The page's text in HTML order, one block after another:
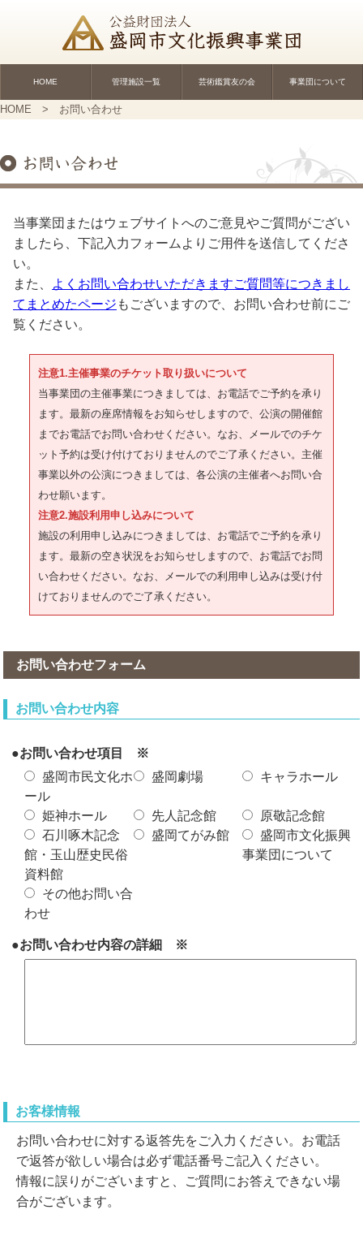
HOME 管理施設一覧 芸術鑑賞友の会 事業団について
HOME > お問い合わせ
当事業団またはウェブサイトへのご意見やご質問がござい
ましたら、下記入力フォームよりご用件を送信してくださ
い。
また、
よくお問い合わせいただきますご質問等につきまし
てまとめたページ もございますので、お問い合わせ前にご
覧ください。
注意1.主催事業のチケット取り扱いについて
当事業団の主催事業につきましては、お電話でご予約を承り
ます。最新の座席情報をお知らせしますので、公演の開催館
までお電話でお問い合わせください。なお、メールでのチケ
ット予約は受け付けておりませんのでご了承ください。主催
事業以外の公演につきましては、各公演の主催者へお問い合
わせ願います。
注意2.施設利用申し込みについて
施設の利用申し込みにつきましては、お電話でご予約を承り
ます。最新の空き状況をお知らせしますので、お電話でお問
い合わせください。なお、メールでの利用申し込みは受け付
けておりませんのでご了承ください。
お問い合わせフォーム
お問い合わせ内容
●お問い合わせ項目 ※
盛岡市民文化ホ
ール
盛岡劇場 キャラホール
姫神ホール 先人記念館
原敬記念館
石川啄木記念
館・玉山歴史民俗
資料館
盛岡てがみ館
盛岡市文化振興
事業団について
その他お問い合
わせ
●お問い合わせ内容の詳細 ※
お客様情報
お問い合わせに対する返答先をご入力ください。お電話
で返答が欲しい場合は必ず電話番号ご記入ください。
情報に誤りがございますと、ご質問にお答えできない場
合がございます。